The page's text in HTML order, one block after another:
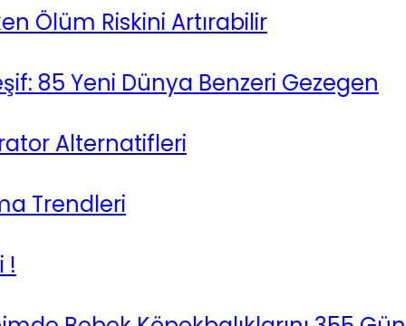
Riskini Artırabilir
Yeni Dünya Benzeri Gezegen
Alternatifleri